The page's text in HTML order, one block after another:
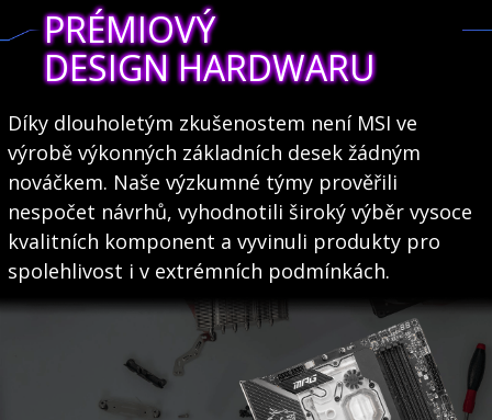
PRÉMIOVÝ
DESIGN HARDWARU
Díky dlouholetým zkušenostem není MSI ve
výrobě výkonných základních desek žádným
nováčkem. Naše výzkumné týmy prověřili
nespočet návrhů, vyhodnotili široký výběr vysoce
kvalitních komponent a vyvinuli produkty pro
spolehlivost i v extrémních podmínkách.